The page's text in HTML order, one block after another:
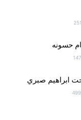
حسونه
ابراهيم صبري